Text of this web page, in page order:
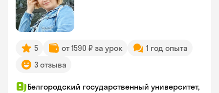
5 от 1590 ₽ за урок
1 год опыта
3 отзыва
Белгородский государственный университет,